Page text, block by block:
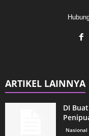
ARTIKEL LAINNYA
DI
Nasional